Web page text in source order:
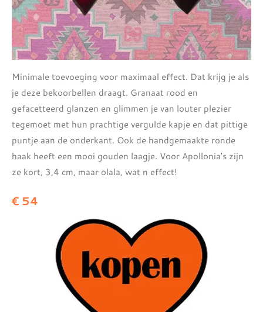
Minimale toevoeging voor maximaal effect. Dat krijg je als
je deze bekoorbellen draagt. Granaat rood en
gefacetteerd glanzen en glimmen je van louter plezier
tegemoet met hun prachtige vergulde kapje en dat pittige
puntje aan de onderkant. Ook de handgemaakte ronde
haak heeft een mooi gouden laagje. Voor Apollonia's zijn
ze kort, 3,4 cm, maar olala, wat n effect!
€ 54